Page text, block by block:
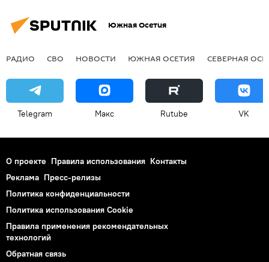
Южная Осетия
РАДИО СВО НОВОСТИ ЮЖНАЯ ОСЕТИЯ СЕВЕРНАЯ
Telegram Макс Rutube VK
О проекте Правила использования Контакты
Реклама Пресс-релизы
Политика конфиденциальности
Политика использования Cookie
Правила применения рекомендательных
технологий
Обратная связь